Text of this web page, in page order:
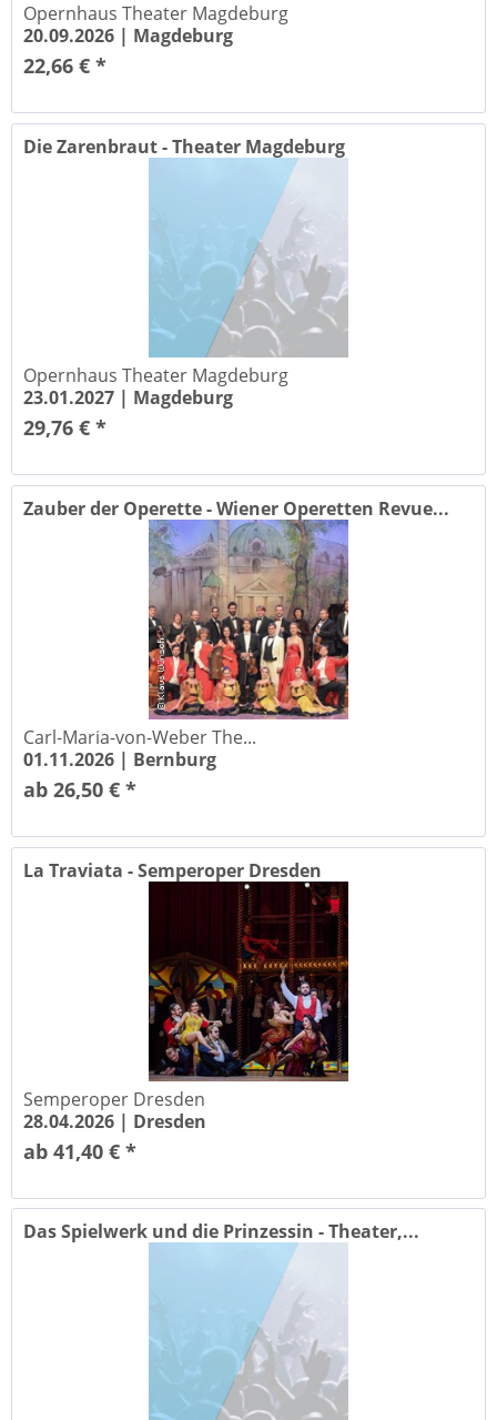
Opernhaus Theater Magdeburg
20.09.2026 | Magdeburg
22,66 € *
Die Zarenbraut - Theater Magdeburg
Opernhaus Theater Magdeburg
23.01.2027 | Magdeburg
29,76 € *
Zauber der Operette - Wiener Operetten Revue...
Carl-Maria-von-Weber The...
01.11.2026 | Bernburg
ab 26,50 € *
La Traviata - Semperoper Dresden
Semperoper Dresden
28.04.2026 | Dresden
ab 41,40 € *
Das Spielwerk und die Prinzessin - Theater,...